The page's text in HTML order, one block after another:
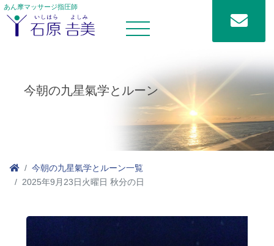
あん摩マッサージ指圧師
今朝の九星氣学とルーン
今朝の九星氣学とルーン一覧
2025年9月23日火曜日 秋分の日